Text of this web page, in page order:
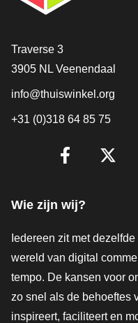
Contact
Traverse 3
3905 NL Veenendaal
info@thuiswinkel.org
+31 (0)318 64 85 75
Volg je ons al?
Wie zijn wij?
Iedereen zit met
wereld van digital
tempo. De kansen voor
zo snel als de behoeftes
inspireert, faciliteert en